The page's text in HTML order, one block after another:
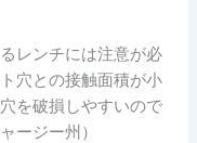
レンチには注意が必
穴との接触面積が小
を破損しやすいので
ージー州）